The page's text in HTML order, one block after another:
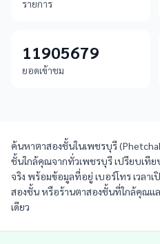
รายการ
11905679
ยอดเข้าชม
ค้นหาตาสองชั้นในเพชรบุรี
ชั้นใกล้คุณจากทั่วเพชรบุรี เปรียบเที
จริง พร้อมข้อมูลที่อยู่ เบอร์โทร เวลา
สองชั้น หรือร้านตาสองชั้นที่ใกล้คุณแ
เดียว